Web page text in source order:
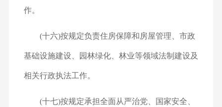
作。
(十六)按规定负责住房保障和房屋管理、市政
基础设施建设、园林绿化、林业等领域法制建设及
相关行政执法工作。
(十七)按规定承担全面从严治党、国家安全、